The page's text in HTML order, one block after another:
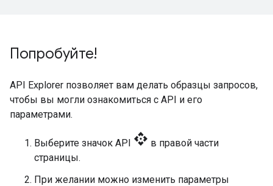
Попробуйте!
API Explorer позволяет вам делать образцы запросов,
чтобы вы могли ознакомиться с API и его
параметрами.
Выберите значок API api в правой части
страницы.
При желании можно изменить параметры